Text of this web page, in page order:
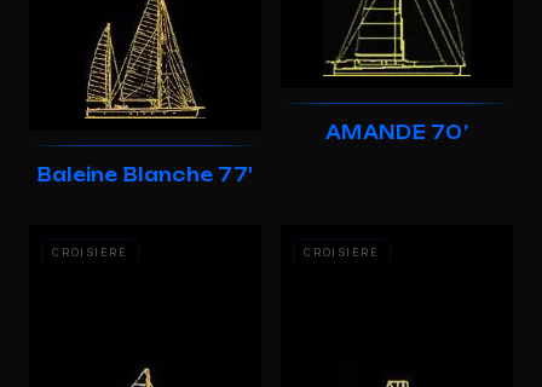
Baleine Blanche 77'
AMANDE 70’
CROISIÈRE CROISIÈRE